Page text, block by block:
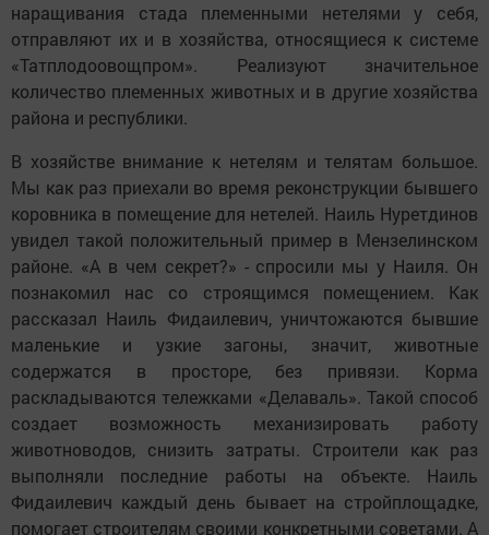
наращивания стада племенными нетелями у себя,
отправляют их и в хозяйства, относящиеся к системе
«Татплодоовощпром». Реализуют значительное
количество племенных животных и в другие хозяйства
района и республики.
В хозяйстве внимание к нетелям и телятам большое.
Мы как раз приехали во время реконструкции бывшего
коровника в помещение для нетелей. Наиль Нуретдинов
увидел такой положительный пример в Мензелинском
районе. «А в чем секрет?» - спросили мы у Наиля. Он
познакомил нас со строящимся помещением. Как
рассказал Наиль Фидаилевич, уничтожаются бывшие
маленькие и узкие загоны, значит, животные
содержатся в просторе, без привязи. Корма
раскладываются тележками «Делаваль». Такой способ
создает возможность механизировать работу
животноводов, снизить затраты. Строители как раз
выполняли последние работы на объекте. Наиль
Фидаилевич каждый день бывает на стройплощадке,
помогает строителям своими конкретными советами. А